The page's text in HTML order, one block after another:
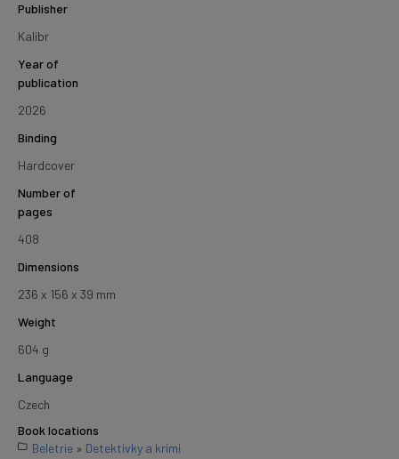
Publisher
Kalibr
Year of
publication
2026
Binding
Hardcover
Number of
pages
408
Dimensions
236 x 156 x 39 mm
Weight
604 g
Language
Czech
Book locations
Beletrie » Detektivky a krimi